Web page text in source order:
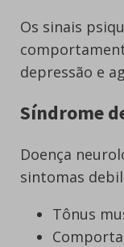
Os sinais
depressão e
Síndrome
Doença
sintomas
Tônus